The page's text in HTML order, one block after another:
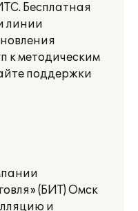
Бесплатная
линии
к методическим
поддержки
(БИТ) Омск
и